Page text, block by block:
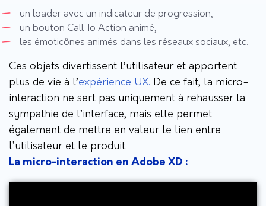
un loader avec un indicateur de progression,
un bouton Call To Action animé,
les émoticônes animés dans les réseaux sociaux, etc.
Ces objets divertissent l’utilisateur et apportent
plus de vie à l’expérience UX. De ce fait, la micro-
interaction ne sert pas uniquement à rehausser la
sympathie de l’interface, mais elle permet
également de mettre en valeur le lien entre
l’utilisateur et le produit.
La micro-interaction en Adobe XD :